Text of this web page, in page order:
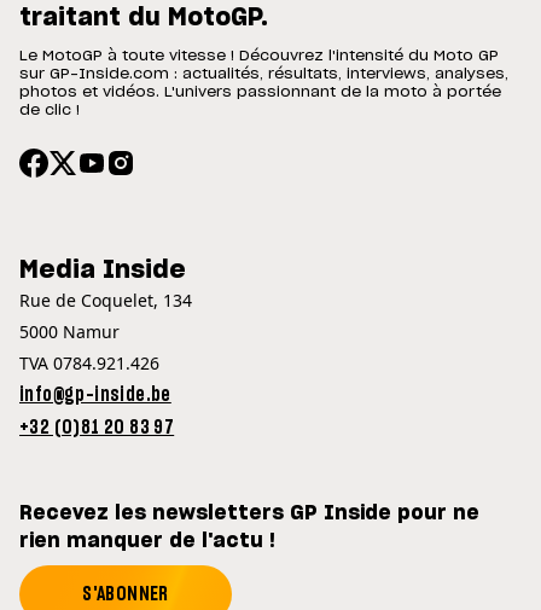
traitant du MotoGP.
Le MotoGP à toute vitesse ! Découvrez l'intensité du Moto GP
sur GP-Inside.com : actualités, résultats, interviews, analyses,
photos et vidéos. L'univers passionnant de la moto à portée
de clic !
Media Inside
Rue de Coquelet, 134
5000 Namur
TVA 0784.921.426
info@gp-inside.be
+32 (0)81 20 83 97
Recevez les newsletters GP Inside pour ne
rien manquer de l'actu !
S'ABONNER